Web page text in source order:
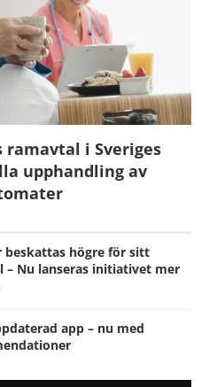
i Sveriges
upphandling av
beskattas högre för sitt
– Nu lanseras initiativet mer
app – nu med